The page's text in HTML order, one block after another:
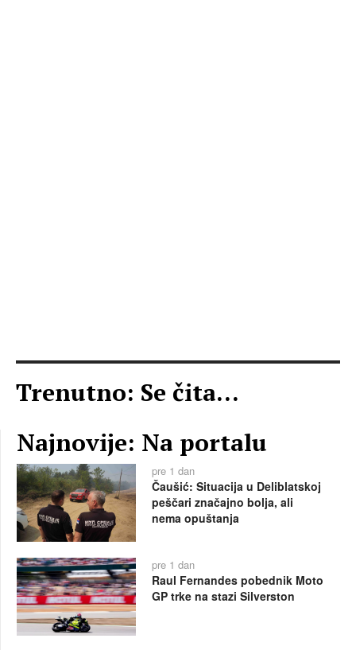
Trenutno: Se čita...
Najnovije: Na portalu
pre 1 dan
Čaušić: Situacija u Deliblatskoj
peščari značajno bolja, ali
nema opuštanja
pre 1 dan
Raul Fernandes pobednik Moto
GP trke na stazi Silverston